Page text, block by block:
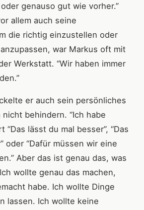
genauso gut wie vorher.”
allem auch seine
die richtig einzustellen oder
war Markus oft mit
Werkstatt. “Wir haben immer
er auch sein persönliches
behindern. “Ich habe
“Das lässt du mal besser”, “Das
oder “Dafür müssen wir eine
Aber das ist genau das, was
wollte genau das machen,
habe. Ich wollte Dinge
lassen. Ich wollte keine